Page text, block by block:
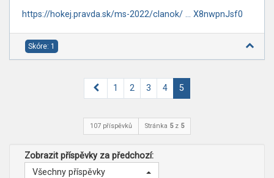
https://hokej.pravda.sk/ms-2022/clanok/ ... X8nwpnJsf0
Skóre: 1
Předchozí
1 2 3 4 5
107 příspěvků Stránka 5z 5
Zobrazit příspěvky za předchozí:
Všechny příspěvky